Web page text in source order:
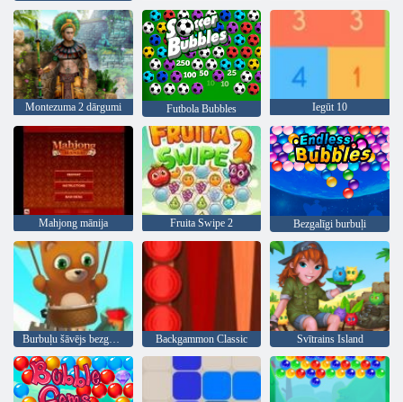
Montezuma 2 dārgumi Futbola Bubbles Iegūt 10
Mahjong mānija Fruita Swipe 2 Bezgalīgi burbuļi
Burbuļu šāvējs bezgalīgs Backgammon Classic Svītrains Island